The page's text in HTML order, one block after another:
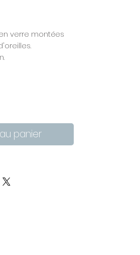
verre montées
la boucle : 3,5 cm
panier